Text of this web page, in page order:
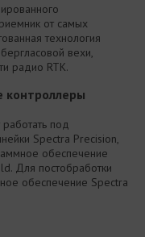
от самых
технология
вехи,
радио RTK.
контроллеры
под
Spectra Precision,
обеспечение
Для постобработки
обеспечение Spectra